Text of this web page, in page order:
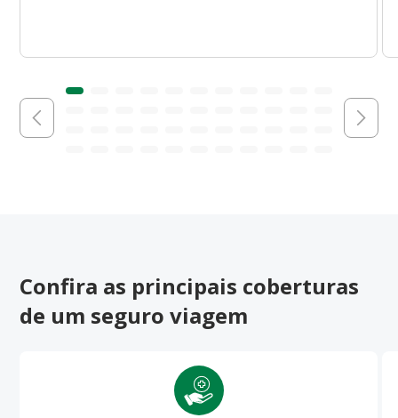
Confira as principais coberturas
de um seguro viagem